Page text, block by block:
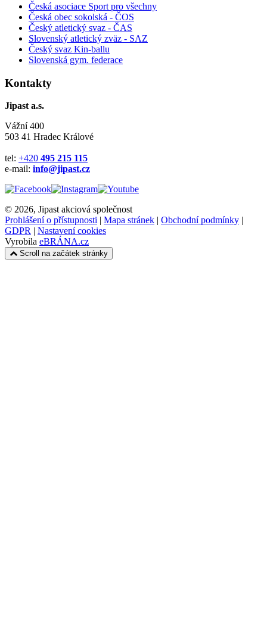
Česká asociace Sport pro všechny
Česká obec sokolská - ČOS
Český atletický svaz - ČAS
Slovenský atletický zväz - SAZ
Český svaz Kin-ballu
Slovenská gym. federace
Kontakty
Jipast a.s.
Vážní 400
503 41 Hradec Králové
tel: +420 495 215 115
e-mail: info@jipast.cz
© 2026, Jipast akciová společnost
Prohlášení o přístupnosti | Mapa stránek | Obchodní podmínky |
GDPR | Nastavení cookies
Vyrobila eBRÁNA.cz
Scroll na začátek stránky